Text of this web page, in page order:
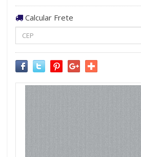
Calcular Frete